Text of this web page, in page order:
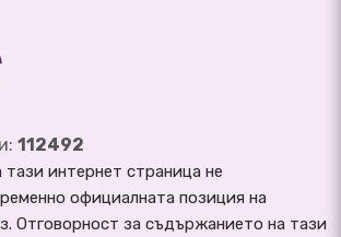
112492
интернет страница не
официалната позиция на
Отговорност за съдържанието на тази